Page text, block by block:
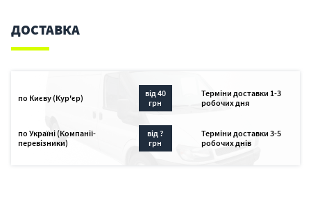
ДОСТАВКА
по Києву (Кур'єр)
від 40
грн
Терміни доставки 1-3
робочих дня
по Україні (Компанії-
перевізники)
від ?
грн
Терміни доставки 3-5
робочих днів